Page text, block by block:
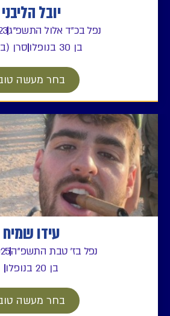
יובל הליבני
נפל בכ"ד אלול התשפ"ג
בן 30 בנופלו
סרן
בחר מעשה
עידו שמיח
נפל בז' טבת התשפ"ה
בן 20 בנופלו
בחר מעשה